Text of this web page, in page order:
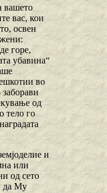
вашето
вас, кои
освен
жени:
горе,
убавина“
во
заборави
од
тело го
и
или
од сето
да Му